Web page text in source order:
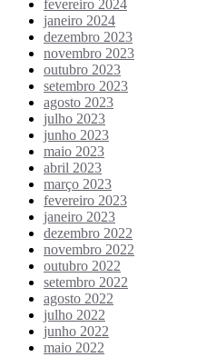
fevereiro 2024
janeiro 2024
dezembro 2023
novembro 2023
outubro 2023
setembro 2023
agosto 2023
julho 2023
junho 2023
maio 2023
abril 2023
março 2023
fevereiro 2023
janeiro 2023
dezembro 2022
novembro 2022
outubro 2022
setembro 2022
agosto 2022
julho 2022
junho 2022
maio 2022